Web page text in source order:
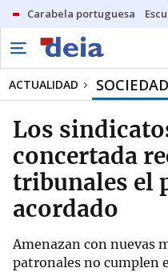
Carabela portuguesa
ACTUALIDAD SOCIEDAD
Los
concertada
tribunales el
acordado
Amenazan con nuevas
patronales no cumplen